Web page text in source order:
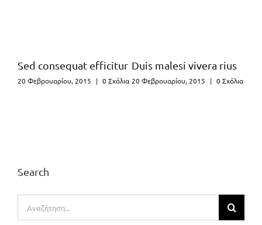
vivera rius
2015 | 0 Σχόλια
Sed ut perspiciatis
21 Μαΐου, 2015 | 0 Σχόλια
Maecenas nisl
20 Φεβρουαρίου, 2015
Search
Αναζήτηση
για: